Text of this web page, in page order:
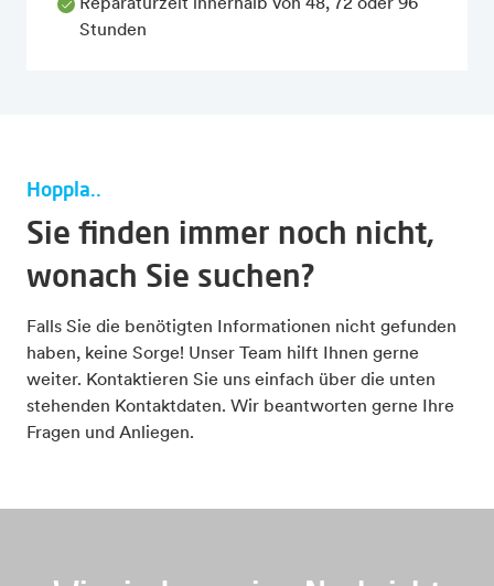
Reparaturzeit innerhalb von 48, 72 oder 96
Stunden
Hoppla..
Sie finden immer noch nicht,
wonach Sie suchen?
Falls Sie die benötigten Informationen nicht gefunden
haben, keine Sorge! Unser Team hilft Ihnen gerne
weiter. Kontaktieren Sie uns einfach über die unten
stehenden Kontaktdaten. Wir beantworten gerne Ihre
Fragen und Anliegen.